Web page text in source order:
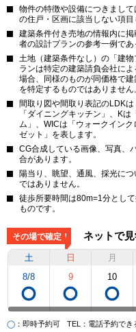
物件の特徴や設備につきまし
の住戸・区画に該当しない項目
建築条件付き売地の情報内に
者の設計プランの参考一例であ
土地（建築条件なし）の「建
ランは特定の建築請負会社に
場合、同様のものが同価格で
を特定するものではありません
間取り図や間取り表記のLDK
「ダイニングキッチン」、K
ム」、WICは「ウォークイン
ゼット」を表します。
CG合成している画像、写真、
合があります。
陽当り、眺望、通風、採光に
ではありません。
徒歩所要時間は80m=1分とし
ものです。
その場で確定！ ネットで
土
8/8
日
9
月
10
◯ ：即時予約可 TEL
：電話予約で